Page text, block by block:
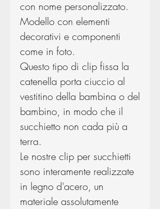
con nome personalizzato.
Modello con elementi
decorativi e componenti
come in foto.
Questo tipo di clip fissa la
catenella porta ciuccio al
vestitino della bambina o del
bambino, in modo che il
succhietto non cada più a
terra.
Le nostre clip per succhietti
sono interamente realizzate
in legno d'acero, un
materiale assolutamente